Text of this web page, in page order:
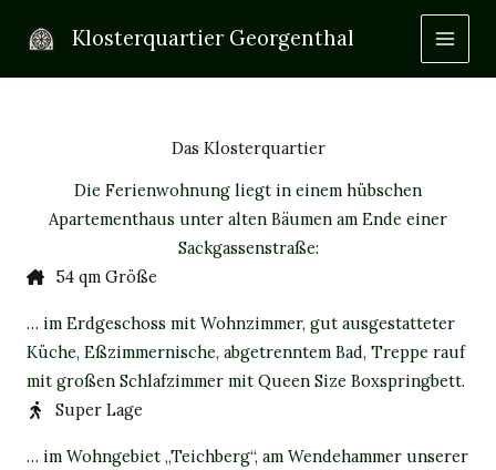
Inhalt
Klosterquartier Georgenthal
Wohnung
Das Klosterquartier
Die Ferienwohnung liegt in einem hübschen
Apartementhaus unter alten Bäumen am Ende einer
Sackgassenstraße:
54 qm Größe
… im Erdgeschoss mit Wohnzimmer, gut ausgestatteter
Küche, Eßzimmernische, abgetrenntem Bad, Treppe rauf
mit großen Schlafzimmer mit Queen Size Boxspringbett.
Super Lage
… im Wohngebiet „Teichberg“, am Wendehammer unserer